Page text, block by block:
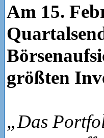
Am 15.
größten
„Das